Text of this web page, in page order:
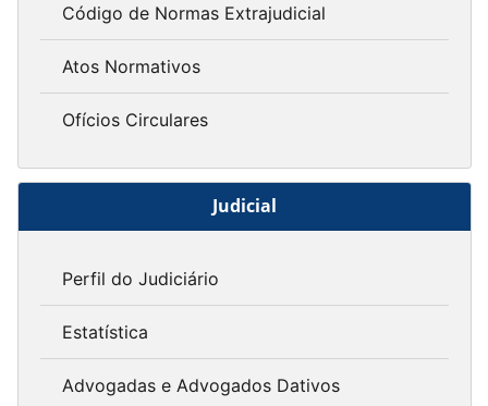
Código de Normas Extrajudicial
Atos Normativos
Ofícios Circulares
Judicial
Perfil do Judiciário
Estatística
Advogadas e Advogados Dativos